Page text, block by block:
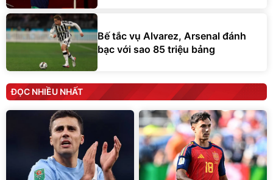
Bế tắc vụ Alvarez, Arsenal đánh
bạc với sao 85 triệu bảng
ĐỌC NHIỀU NHẤT